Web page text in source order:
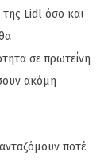
της Lidl όσο και
σε πρωτεΐνη
ακόμη
ποτέ